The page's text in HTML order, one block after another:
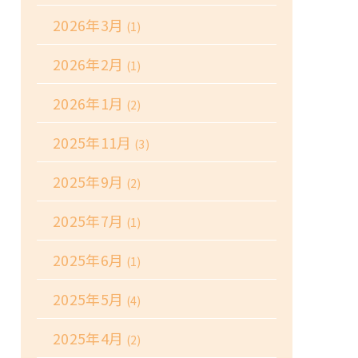
2026年3月 (1)
2026年2月 (1)
2026年1月 (2)
2025年11月 (3)
2025年9月 (2)
2025年7月 (1)
2025年6月 (1)
2025年5月 (4)
2025年4月 (2)